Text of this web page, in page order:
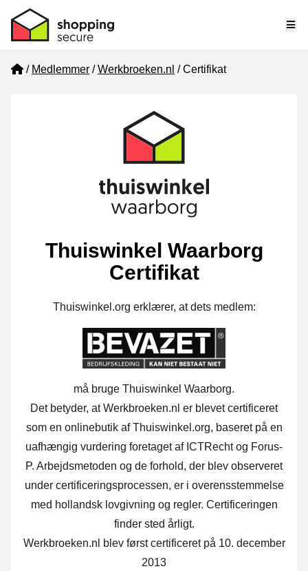
Home
Medlemmer Werkbroeken.nl Certifikat
Thuiswinkel Waarborg
Certifikat
Thuiswinkel.org erklærer, at dets medlem:
må bruge Thuiswinkel Waarborg.
Det betyder, at Werkbroeken.nl er blevet certificeret
som en onlinebutik af Thuiswinkel.org, baseret på en
uafhængig vurdering foretaget af ICTRecht og Forus-
P. Arbejdsmetoden og de forhold, der blev observeret
under certificeringsprocessen, er i overensstemmelse
med hollandsk lovgivning og regler. Certificeringen
finder sted årligt.
Werkbroeken.nl blev først certificeret på 10. december
2013